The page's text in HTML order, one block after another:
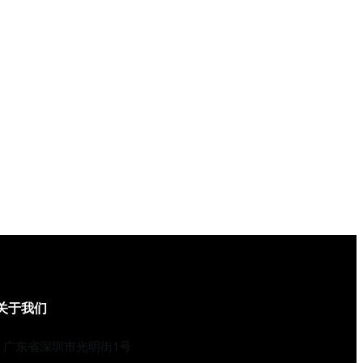
于我们
广东省深圳市光明街1号